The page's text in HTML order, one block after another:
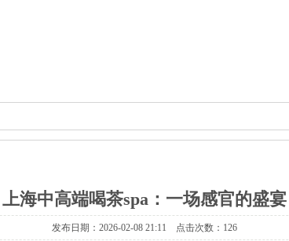
上海中高端喝茶spa：一场感官的盛宴
发布日期：2026-02-08 21:11 点击次数：126